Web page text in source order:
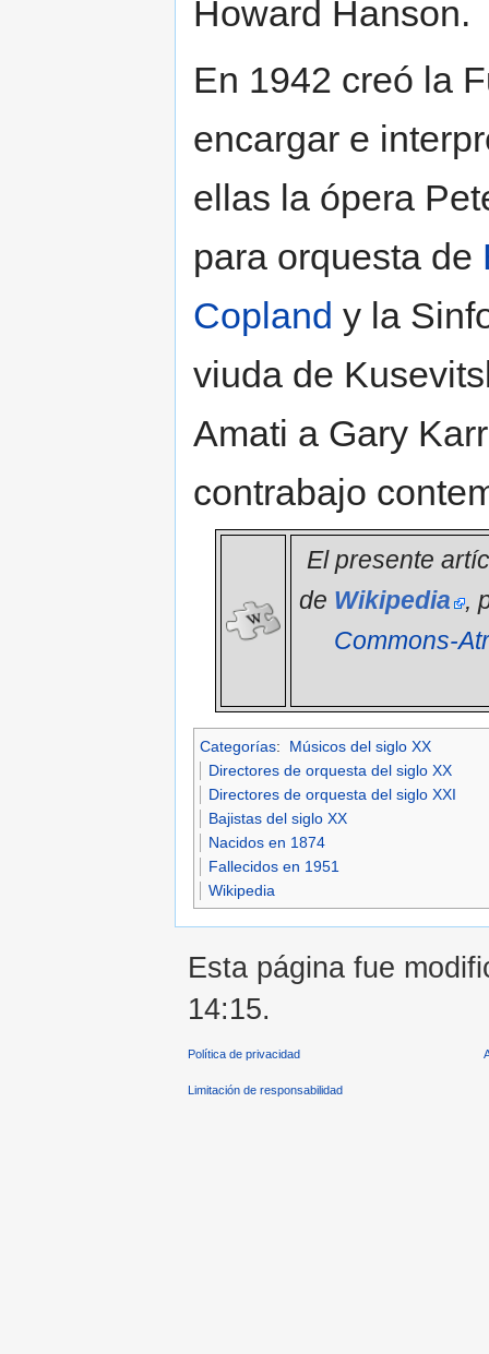
Howard Hanson.
En 1942 creó la
encargar e
ellas la ópera
para orquesta de
Copland y la
viuda de
Amati a Gary
contrabajo
El presente
de Wikipedia ,
Commons-
Categorías:
Músicos del siglo XX
Directores de orquesta del siglo XX
Directores de orquesta del siglo XXI
Bajistas del siglo XX
Nacidos en 1874
Fallecidos en 1951
Wikipedia
Esta página fue
14:15.
Política de privacidad
Limitación de responsabilidad